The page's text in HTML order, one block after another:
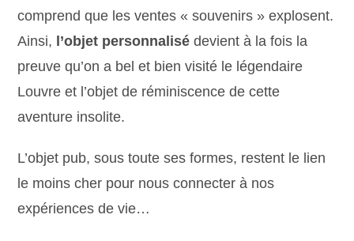
comprend que les ventes « souvenirs » explosent.
Ainsi, l’objet personnalisé devient à la fois la
preuve qu’on a bel et bien visité le légendaire
Louvre et l’objet de réminiscence de cette
aventure insolite.
L’objet pub, sous toute ses formes, restent le lien
le moins cher pour nous connecter à nos
expériences de vie…